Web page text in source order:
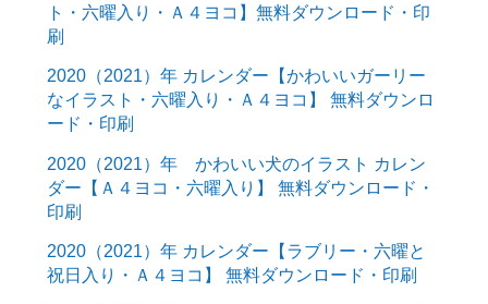
ト・六曜入り・Ａ４ヨコ】無料ダウンロード・印
刷
2020（2021）年 カレンダー【かわいいガーリー
なイラスト・六曜入り・Ａ４ヨコ】 無料ダウンロ
ード・印刷
2020（2021）年 かわいい犬のイラスト カレン
ダー【Ａ４ヨコ・六曜入り】 無料ダウンロード・
印刷
2020（2021）年 カレンダー【ラブリー・六曜と
祝日入り・Ａ４ヨコ】 無料ダウンロード・印刷